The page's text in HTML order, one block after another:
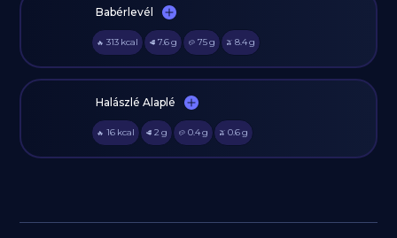
Babérlevél
🔥 313 kcal 🥩 7.6g 🥔 75g 🫒 8.4g
Halászlé Alaplé
🔥 16 kcal 🥩 2 g 🥔 0.4g 🫒 0.6g